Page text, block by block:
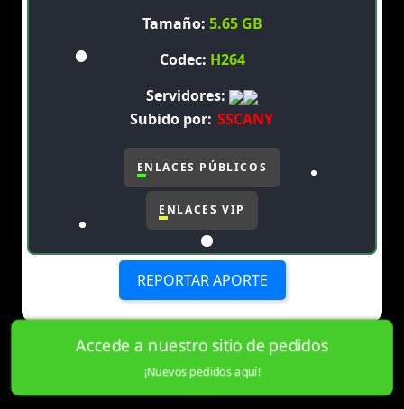
Tamaño: 5.65 GB
Codec: H264
Servidores:
Subido por: SSCANY
ENLACES PÚBLICOS
ENLACES VIP
REPORTAR APORTE
Accede a nuestro sitio de pedidos
¡Nuevos pedidos aquí!